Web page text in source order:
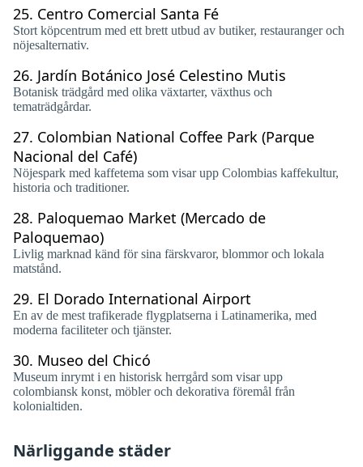
25. Centro Comercial Santa Fé
Stort köpcentrum med ett brett utbud av butiker, restauranger och
nöjesalternativ.
26. Jardín Botánico José Celestino Mutis
Botanisk trädgård med olika växtarter, växthus och
tematrädgårdar.
27. Colombian National Coffee Park (Parque
Nacional del Café)
Nöjespark med kaffetema som visar upp Colombias kaffekultur,
historia och traditioner.
28. Paloquemao Market (Mercado de
Paloquemao)
Livlig marknad känd för sina färskvaror, blommor och lokala
matstånd.
29. El Dorado International Airport
En av de mest trafikerade flygplatserna i Latinamerika, med
moderna faciliteter och tjänster.
30. Museo del Chicó
Museum inrymt i en historisk herrgård som visar upp
colombiansk konst, möbler och dekorativa föremål från
kolonialtiden.
Närliggande städer